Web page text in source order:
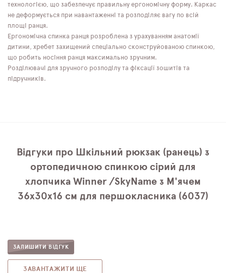
технологією, що забезпечує правильну ергономічну форму. Каркас
не деформується при навантаженні та розподіляє вагу по всій
площі ранця.
Ергономічна спинка ранця розроблена з урахуванням анатомії
дитини, хребет захищений спеціально сконструйованою спинкою,
що робить носіння ранця максимально зручним.
Розділювачі для зручного розподілу та фіксації зошитів та
підручників.
Відгуки про Шкільний рюкзак (ранець) з
ортопедичною спинкою сірий для
хлопчика Winner /SkyName з М'ячем
36х30х16 см для першокласника (6037)
ЗАЛИШИТИ ВІДГУК
ЗАВАНТАЖИТИ ЩЕ